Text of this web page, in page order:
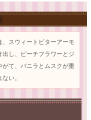
スウィートビターアーモ
し、ピーチフラワーとジ
がて、バニラとムスクが重
い。